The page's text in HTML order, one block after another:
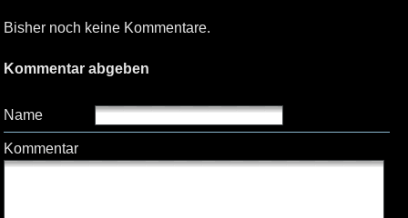
Bisher noch keine Kommentare.
Kommentar abgeben
Name
Kommentar